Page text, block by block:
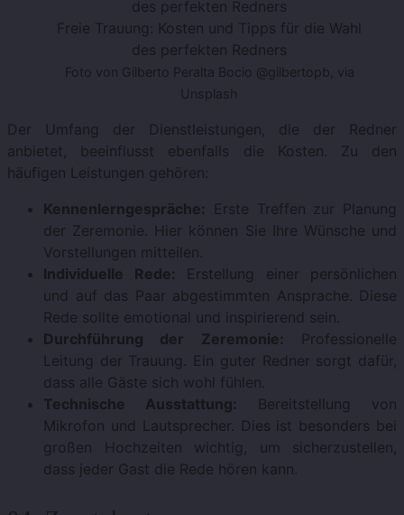
Freie Trauung: Kosten und Tipps für die Wahl
des perfekten Redners
Foto von Gilberto Peralta Bocio @gilbertopb, via
Unsplash
Der Umfang der Dienstleistungen, die der Redner
anbietet, beeinflusst ebenfalls die Kosten. Zu den
häufigen Leistungen gehören:
Kennenlerngespräche: Erste Treffen zur Planung
der Zeremonie. Hier können Sie Ihre Wünsche und
Vorstellungen mitteilen.
Individuelle Rede: Erstellung einer persönlichen
und auf das Paar abgestimmten Ansprache. Diese
Rede sollte emotional und inspirierend sein.
Durchführung der Zeremonie: Professionelle
Leitung der Trauung. Ein guter Redner sorgt dafür,
dass alle Gäste sich wohl fühlen.
Technische Ausstattung: Bereitstellung von
Mikrofon und Lautsprecher. Dies ist besonders bei
großen Hochzeiten wichtig, um sicherzustellen,
dass jeder Gast die Rede hören kann.